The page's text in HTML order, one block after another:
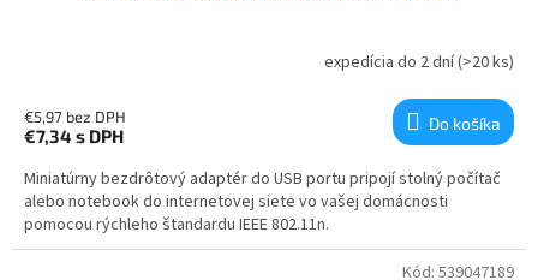
expedícia do 2 dní(>20 ks)
€5,97 bez DPH
€7,34 s DPH
Do košíka
Miniatúrny bezdrôtový adaptér do USB portu pripojí stolný počítač
alebo notebook do internetovej siete vo vašej domácnosti
pomocou rýchleho štandardu IEEE 802.11n.
Kód: 539047189